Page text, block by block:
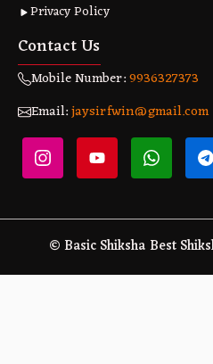
Privacy Policy
Contact Us
Mobile Number:9936327373
Email:jaysirfwin@gmail.com
© Basic Shiksha Best